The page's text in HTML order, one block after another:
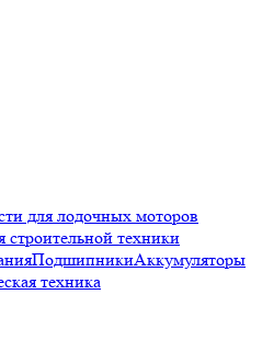
для лодочных моторов
строительной техники
ПодшипникиАккумуляторы
техника